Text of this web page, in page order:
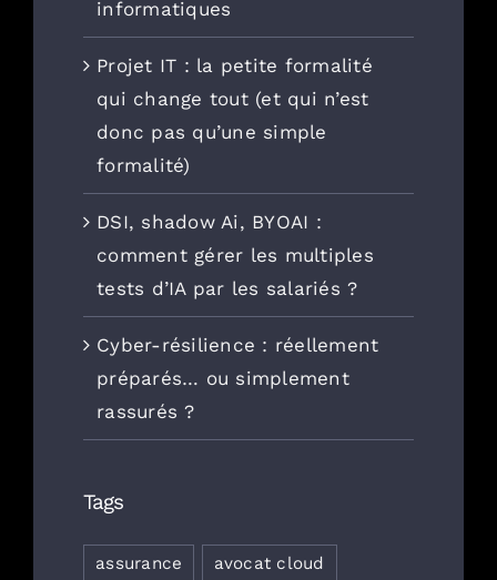
informatiques
Projet IT : la petite formalité
qui change tout (et qui n’est
donc pas qu’une simple
formalité)
DSI, shadow Ai, BYOAI :
comment gérer les multiples
tests d’IA par les salariés ?
Cyber-résilience : réellement
préparés… ou simplement
rassurés ?
Tags
assurance avocat cloud